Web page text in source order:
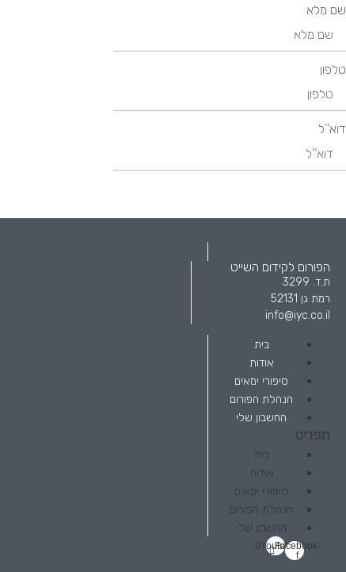
שם מלא
טלפון
דוא’’ל
הפורום לקידום השייט
ת.ד. 3299
רמת גן 52131
info@iyc.co.il
בית
אודות
סיפורי ימאים
הנהלת הפורום
החשבון שלי
תפריט
בית
אודות
סיפורי ימאים
הנהלת הפורום
החשבון שלי
Facebook-
f
Youtube